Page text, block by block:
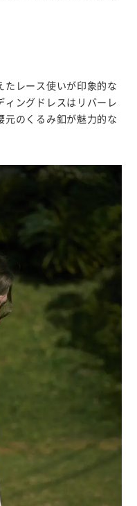
たレース使いが印象的な
ィングドレスはリバーレ
元のくるみ釦が魅力的な